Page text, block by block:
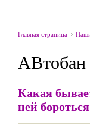
Главная страница
АВтобан
Какая
ней бороться